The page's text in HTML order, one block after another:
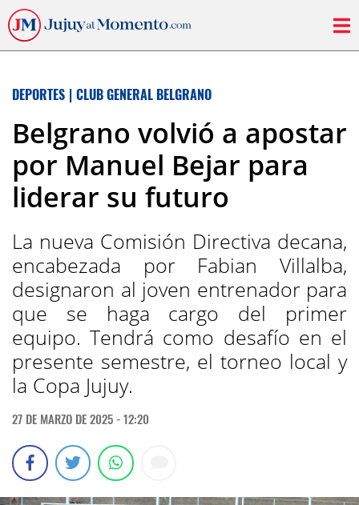
DEPORTES | CLUB GENERAL BELGRANO
Belgrano volvió a apostar
por Manuel Bejar para
liderar su futuro
La nueva Comisión Directiva decana,
encabezada por Fabian Villalba,
designaron al joven entrenador para
que se haga cargo del primer
equipo. Tendrá como desafío en el
presente semestre, el torneo local y
la Copa Jujuy.
27 DE MARZO DE 2025 - 12:20